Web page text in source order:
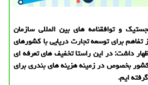
و توافقنامه های بین المللی سازمان
تفاهم برای توسعه تجارت دریایی با كشورهای
داشت: در این راستا تخفیف های تعرفه ای
كشور بخصوص در زمینه هزینه های بندری برای
ایم.